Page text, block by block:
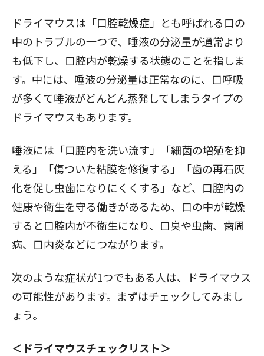
ドライマウスは「口腔乾燥症」とも呼ばれる口の
中のトラブルの一つで、唾液の分泌量が通常より
も低下し、口腔内が乾燥する状態のことを指しま
す。中には、唾液の分泌量は正常なのに、口呼吸
が多くて唾液がどんどん蒸発してしまうタイプの
ドライマウスもあります。
唾液には「口腔内を洗い流す」「細菌の増殖を抑
える」「傷ついた粘膜を修復する」「歯の再石灰
化を促し虫歯になりにくくする」など、口腔内の
健康や衛生を守る働きがあるため、口の中が乾燥
すると口腔内が不衛生になり、口臭や虫歯、歯周
病、口内炎などにつながります。
次のような症状が1つでもある人は、ドライマウス
の可能性があります。まずはチェックしてみまし
ょう。
＜ドライマウスチェックリスト＞